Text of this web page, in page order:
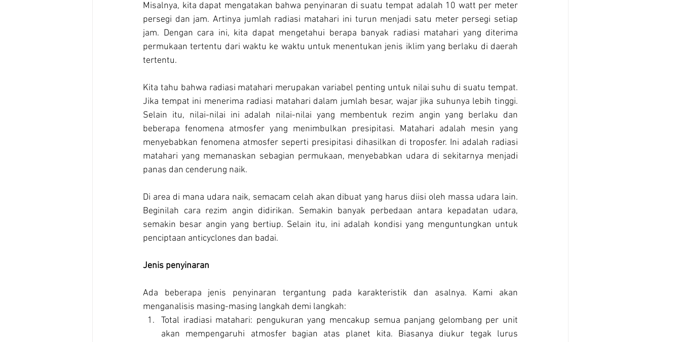
Misalnya, kita dapat mengatakan bahwa penyinaran di suatu tempat adalah 10 watt per meter
persegi dan jam. Artinya jumlah radiasi matahari ini turun menjadi satu meter persegi setiap
jam. Dengan cara ini, kita dapat mengetahui berapa banyak radiasi matahari yang diterima
permukaan tertentu dari waktu ke waktu untuk menentukan jenis iklim yang berlaku di daerah
tertentu.
Kita tahu bahwa radiasi matahari merupakan variabel penting untuk nilai suhu di suatu tempat.
Jika tempat ini menerima radiasi matahari dalam jumlah besar, wajar jika suhunya lebih tinggi.
Selain itu, nilai-nilai ini adalah nilai-nilai yang membentuk rezim angin yang berlaku dan
beberapa fenomena atmosfer yang menimbulkan presipitasi. Matahari adalah mesin yang
menyebabkan fenomena atmosfer seperti presipitasi dihasilkan di troposfer. Ini adalah radiasi
matahari yang memanaskan sebagian permukaan, menyebabkan udara di sekitarnya menjadi
panas dan cenderung naik.
Di area di mana udara naik, semacam celah akan dibuat yang harus diisi oleh massa udara lain.
Beginilah cara rezim angin didirikan. Semakin banyak perbedaan antara kepadatan udara,
semakin besar angin yang bertiup. Selain itu, ini adalah kondisi yang menguntungkan untuk
penciptaan anticyclones dan badai.
Jenis penyinaran
Ada beberapa jenis penyinaran tergantung pada karakteristik dan asalnya. Kami akan
menganalisis masing-masing langkah demi langkah:
Total iradiasi matahari: pengukuran yang mencakup semua panjang gelombang per unit
akan mempengaruhi atmosfer bagian atas planet kita. Biasanya diukur tegak lurus